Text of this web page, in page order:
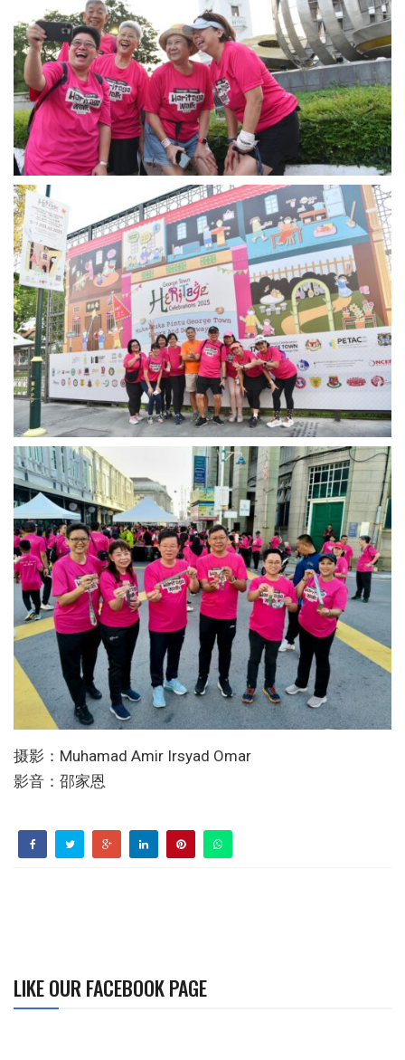
摄影：Muhamad Amir Irsyad Omar
影音：邵家恩
LIKE OUR FACEBOOK PAGE